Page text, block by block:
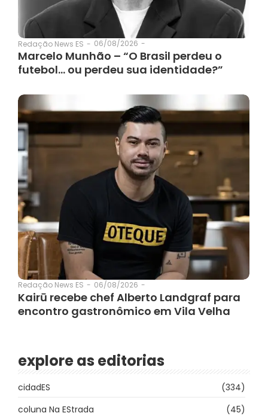
Redação News ES - 06/08/2026 -
Marcelo Munhão – “O Brasil perdeu o
futebol… ou perdeu sua identidade?”
Redação News ES - 06/08/2026 -
Kairū recebe chef Alberto Landgraf para
encontro gastronômico em Vila Velha
explore as editorias
cidadES
(334)
coluna Na EStrada
(45)